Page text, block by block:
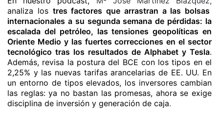
analiza los tres factores que arrastran a las bolsas
internacionales a su segunda semana de pérdidas: la
escalada del petróleo, las tensiones geopolíticas en
Oriente Medio y las fuertes correcciones en el sector
tecnológico tras los resultados de Alphabet y Tesla.
Además, revisa la postura del BCE con los tipos en el
2,25% y las nuevas tarifas arancelarias de EE. UU. En
un entorno de tipos elevados, los inversores cambian
las reglas: ya no bastan las promesas, ahora se exige
disciplina de inversión y generación de caja.